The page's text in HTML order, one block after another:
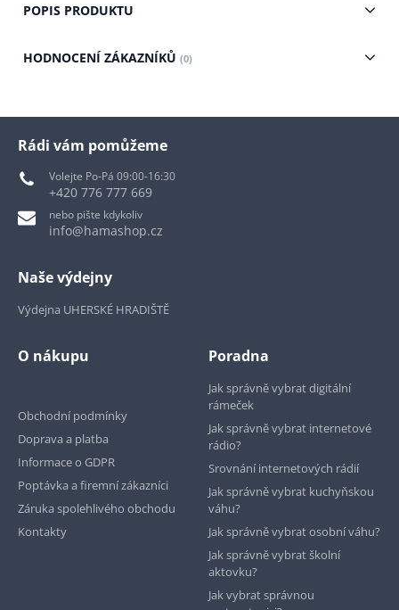
POPIS PRODUKTU
HODNOCENÍ ZÁKAZNÍKŮ (0)
Rádi vám pomůžeme
Volejte Po-Pá 09:00-16:30
+420 776 777 669
nebo pište kdykoliv
info@hamashop.cz
Naše výdejny
Výdejna UHERSKÉ HRADIŠTĚ
O nákupu
Obchodní podmínky
Doprava a platba
Informace o GDPR
Poptávka a firemní zákazníci
Záruka spolehlivého obchodu
Kontakty
Poradna
Jak správně vybrat digitální
rámeček
Jak správně vybrat internetové
rádio?
Srovnání internetových rádií
Jak správně vybrat kuchyňskou
váhu?
Jak správně vybrat osobní váhu?
Jak správně vybrat školní
aktovku?
Jak vybrat správnou